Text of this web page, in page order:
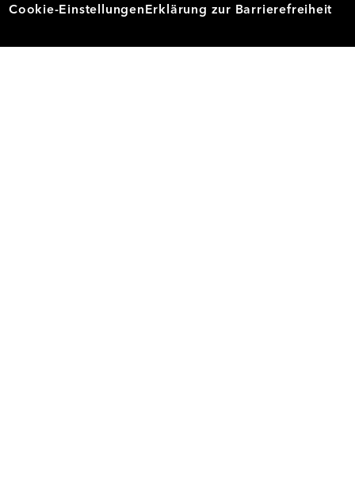
Cookie-Einstellungen Erklärung zur Barrierefreiheit